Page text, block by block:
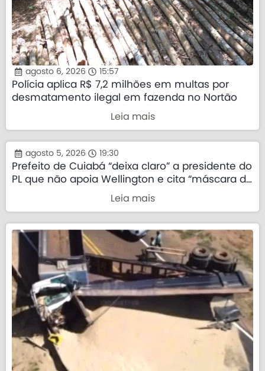
agosto 6, 2026 15:57
Polícia aplica R$ 7,2 milhões em multas por
desmatamento ilegal em fazenda no Nortão
Leia mais
agosto 5, 2026 19:30
Prefeito de Cuiabá “deixa claro” a presidente do
PL que não apoia Wellington e cita “máscara da
Leia mais